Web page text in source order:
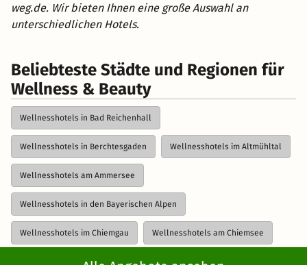
weg.de. Wir bieten Ihnen eine große Auswahl an
unterschiedlichen Hotels.
Beliebteste Städte und Regionen für
Wellness & Beauty
Wellnesshotels in Bad Reichenhall
Wellnesshotels in Berchtesgaden Wellnesshotels im Altmühltal
Wellnesshotels am Ammersee
Wellnesshotels in den Bayerischen Alpen
Wellnesshotels im Chiemgau Wellnesshotels am Chiemsee
Wellnesshotels im Fichtelgebirge Wellnesshotels in Franken